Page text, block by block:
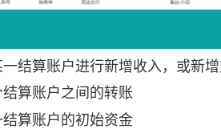
结算账户进行新增收入，或新
算账户之间的转账
算账户的初始资金